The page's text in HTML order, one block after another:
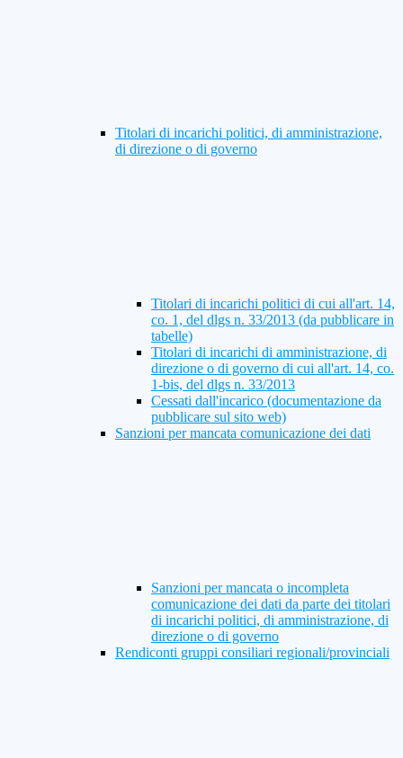
Titolari di incarichi politici, di amministrazione,
di direzione o di governo
Titolari di incarichi politici di cui all'art. 14,
co. 1, del dlgs n. 33/2013 (da pubblicare in
tabelle)
Titolari di incarichi di amministrazione, di
direzione o di governo di cui all'art. 14, co.
1-bis, del dlgs n. 33/2013
Cessati dall'incarico (documentazione da
pubblicare sul sito web)
Sanzioni per mancata comunicazione dei dati
Sanzioni per mancata o incompleta
comunicazione dei dati da parte dei titolari
di incarichi politici, di amministrazione, di
direzione o di governo
Rendiconti gruppi consiliari regionali/provinciali